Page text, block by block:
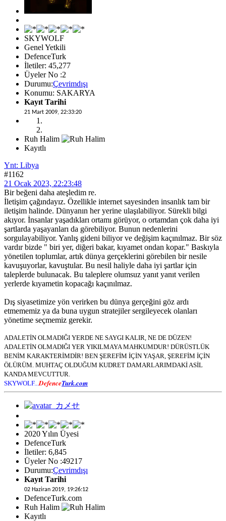
SKYWOLF
Genel Yetkili
DefenceTurk
İletiler: 45,277
Üyeler No :2
Durumu:Çevrimdışı
Konumu: SAKARYA
Kayıt Tarihi
21 Mart 2009, 22:33:20
Ruh Halim
Kayıtlı
Ynt: Libya
#1162
21 Ocak 2023, 22:23:48
Bir beğeni daha ateşledim re.
İletişim çağındayız. Özellikle internet sayesinden insanlık tam bir
iletişim halinde. Dünyanın her yerine ulaşılabiliyor. Sürekli bilgi
akıyor. İnsanlar yaşadıkları ortamı görüyor, o ortamdan çok daha iyi
şartlarda yaşayanları da görebiliyor. Bunun nedenlerini
sorgulayabiliyor. Yanlış gideni biliyor ve değişim kaçınılmaz. Bir söz
vardır bizde " biri yer, diğeri bakar, kıyamet ondan kopar." Baskıyla
yönetilen toplumlar, artık dünya gerçeklerini görebilen bir nesile
kavuşuyorlar, kavuştular. Bu nesil haliyle daha iyi şartlar için
taleplerde bulunacak. Bu taleplere olumsuz yanıt yanıt verilen
yerlerde kıyametin kopacağı kaçınılmaz.
Dış siyasetimize yön verirken bu dünya gerçeğini göz ardı
etmememiz ya da buna uygun stratejiler sergileyecek olanları
yönetime seçmemiz gerekir.
ADALETİN OLMADIĞI YERDE NE SAYGI KALIR, NE DE DÜZEN!
ADALETİN OLMADIĞI YER YIKILMAYA MAHKUMDUR! DÜRÜSTLÜK
BENİM KARAKTERİMDİR! BEN ŞEREFİM İÇİN YAŞAR, ŞEREFİM İÇİN
ÖLÜRÜM. MUHTAÇ OLDUĞUM KUDRET DAMARLARIMDAKİ ASİL
KANDA MEVCUTTUR.
SKYWOLF... DefenceTurk.com
2020 Yılın Üyesi
DefenceTurk
İletiler: 6,845
Üyeler No :49217
Durumu:Çevrimdışı
Kayıt Tarihi
02 Haziran 2019, 19:26:12
DefenceTurk.com
Ruh Halim
Kayıtlı